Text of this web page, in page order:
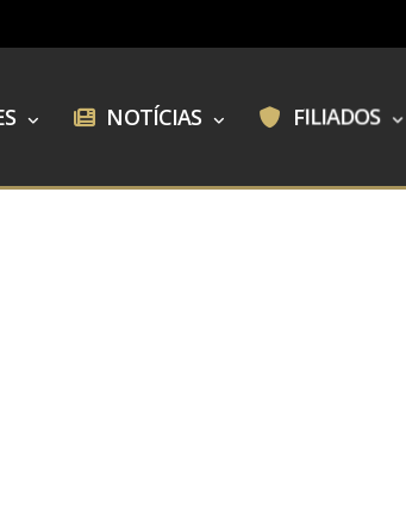
NOTÍCIAS FILIADOS